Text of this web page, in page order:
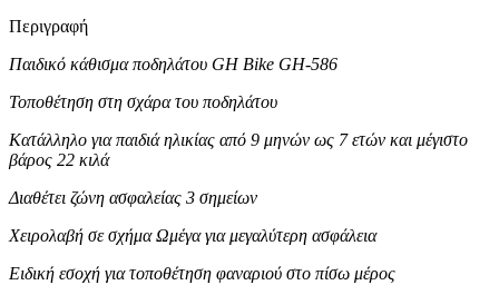
Περιγραφή
Παιδικό κάθισμα ποδηλάτου GH Bike GH-586
Τοποθέτηση στη σχάρα του ποδηλάτου
Κατάλληλο για παιδιά ηλικίας από 9 μηνών ως 7 ετών και μέγιστο
βάρος 22 κιλά
Διαθέτει ζώνη ασφαλείας 3 σημείων
Χειρολαβή σε σχήμα Ωμέγα για μεγαλύτερη ασφάλεια
Ειδική εσοχή για τοποθέτηση φαναριού στο πίσω μέρος